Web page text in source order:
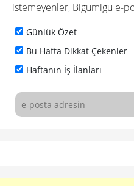
istemeyenler, Bigumigu e-
Günlük Özet
Bu Hafta Dikkat Çekenler
Haftanın İş İlanları